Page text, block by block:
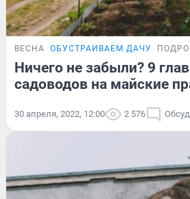
ВЕСНА ОБУСТРАИВАЕМ ДАЧУ
Ничего не забыли? 9
садоводов на майские
30 апреля, 2022, 12:00 2 576